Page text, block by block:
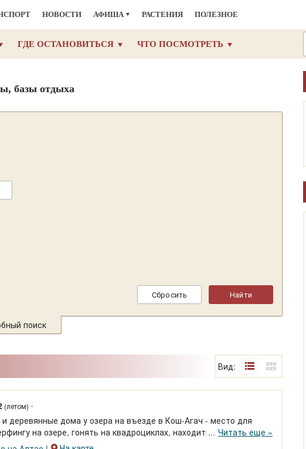
НОВОСТИ АФИША РАСТЕНИЯ ПОЛЕЗНОЕ
ГДЕ ОСТАНОВИТЬСЯ ЧТО ПОСМОТРЕТЬ
базы отдыха
поиск
Вид:
(летом) •
деревянные дома у озера на въезде в Кош-Агач - место для
на озере, гонять на квадроциклах, находить с помощью
телескопа созвездие Альфа Центавра. А еще пляж на озере, купание, шашлыки, и полная свобода!
Читать еще »